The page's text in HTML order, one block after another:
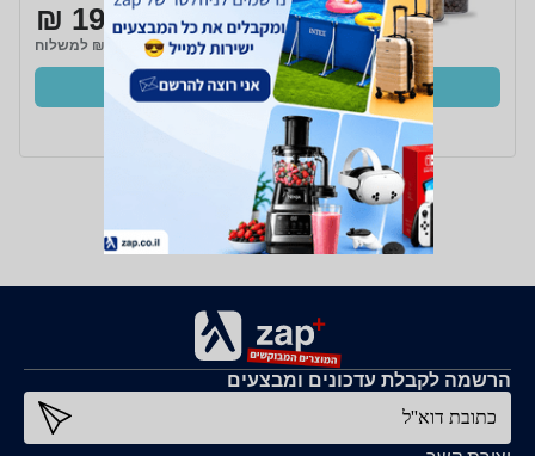
199 ₪
₪29 למשלוח
קנו עכשיו
ב- לינוי סחר+
הרשמה לקבלת עדכונים ומבצעים
כתובת דוא''ל